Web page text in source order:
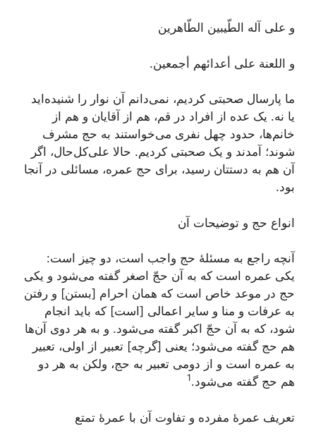
و علی آله الطّیبین الطّاهرین
و اللعنة علی أعدائهم أجمعین.
ما پارسال صحبتی کردیم، نمی‌دانم آن نوار را شنیده‌اید
یا نه. یک عده از افراد در قم، هم از آقایان و هم از
خانم‌ها، حدود چهل نفری می‌خواستند به حج مشرف
شوند؛ آمدند و یک صحبتی کردیم. حالا علی‌کل‌حال، اگر
آن هم به دستتان رسید، برای حج عمره، مسائلی در آنجا
بود.
انواع حج و توضیحات آن
آنچه راجع به مسئلۀ حج واجب است، دو چیز است:
یکی عمره است که به آن حجّ اصغر گفته می‌شود و یکی
حج در موعد خاص است که همان احرام [بستن] و رفتن
به عرفات و منا و سایر اعمالی [است] که باید انجام
شود، که به آن حجّ اکبر گفته می‌شود. و به هر دوی آن‌ها
هم حج گفته می‌شود؛ یعنی [گرچه] تعبیر از اولی، تعبیر
به عمره است و از دومی تعبیر به حج، ولکن به هر دو
هم حج گفته می‌شود.1
تعریف عمرۀ مفرده و تفاوت آن با عمرۀ تمتع